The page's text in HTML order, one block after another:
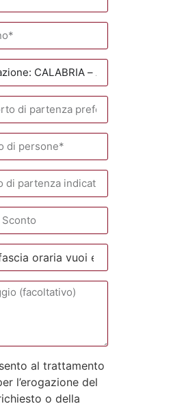
al trattamento
l’erogazione del
o della